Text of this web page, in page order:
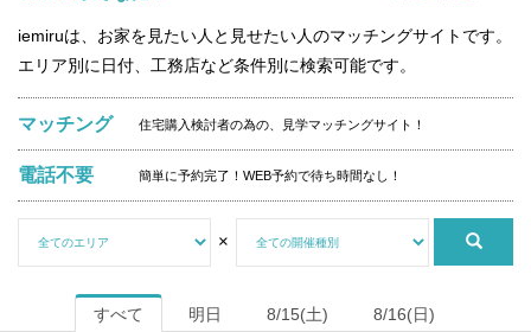
iemiruは、お家を見たい人と見せたい人のマッチングサイトです。
エリア別に日付、工務店など条件別に検索可能です。
マッチング 住宅購入検討者の為の、見学マッチングサイト！
電話不要 簡単に予約完了！WEB予約で待ち時間なし！
×
すべて 明日 8/15(土) 8/16(日)